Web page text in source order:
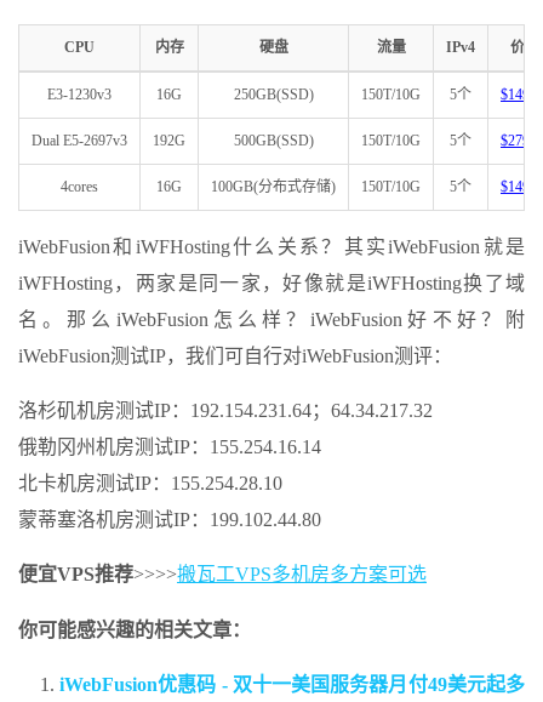
CPU 内存 硬盘 流量 IPv4 价格
E3-1230v3 16G 250GB(SSD) 150T/10G 5个 $149/
Dual E5-2697v3 192G 500GB(SSD) 150T/10G 5个 $279/
4cores 16G 100GB(分布式存储) 150T/10G 5个 $149/
iWebFusion和iWFHosting什么关系？其实iWebFusion就是
iWFHosting，两家是同一家，好像就是iWFHosting换了域
名。那么iWebFusion怎么样？iWebFusion好不好？附
iWebFusion测试IP，我们可自行对iWebFusion测评：
洛杉矶机房测试IP：192.154.231.64；64.34.217.32
俄勒冈州机房测试IP：155.254.16.14
北卡机房测试IP：155.254.28.10
蒙蒂塞洛机房测试IP：199.102.44.80
便宜VPS推荐>>>>搬瓦工VPS多机房多方案可选
你可能感兴趣的相关文章：
iWebFusion优惠码 - 双十一美国服务器月付49美元起多